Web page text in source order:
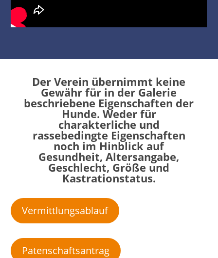
Der Verein übernimmt keine
Gewähr für in der Galerie
beschriebene Eigenschaften der
Hunde. Weder für
charakterliche und
rassebedingte Eigenschaften
noch im Hinblick auf
Gesundheit, Altersangabe,
Geschlecht, Größe und
Kastrationstatus.
Vermittlungsablauf
Patenschaftsantrag